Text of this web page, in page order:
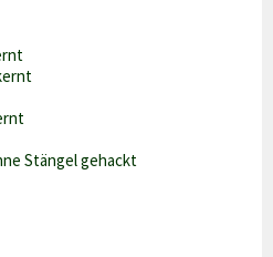
Stängel gehackt